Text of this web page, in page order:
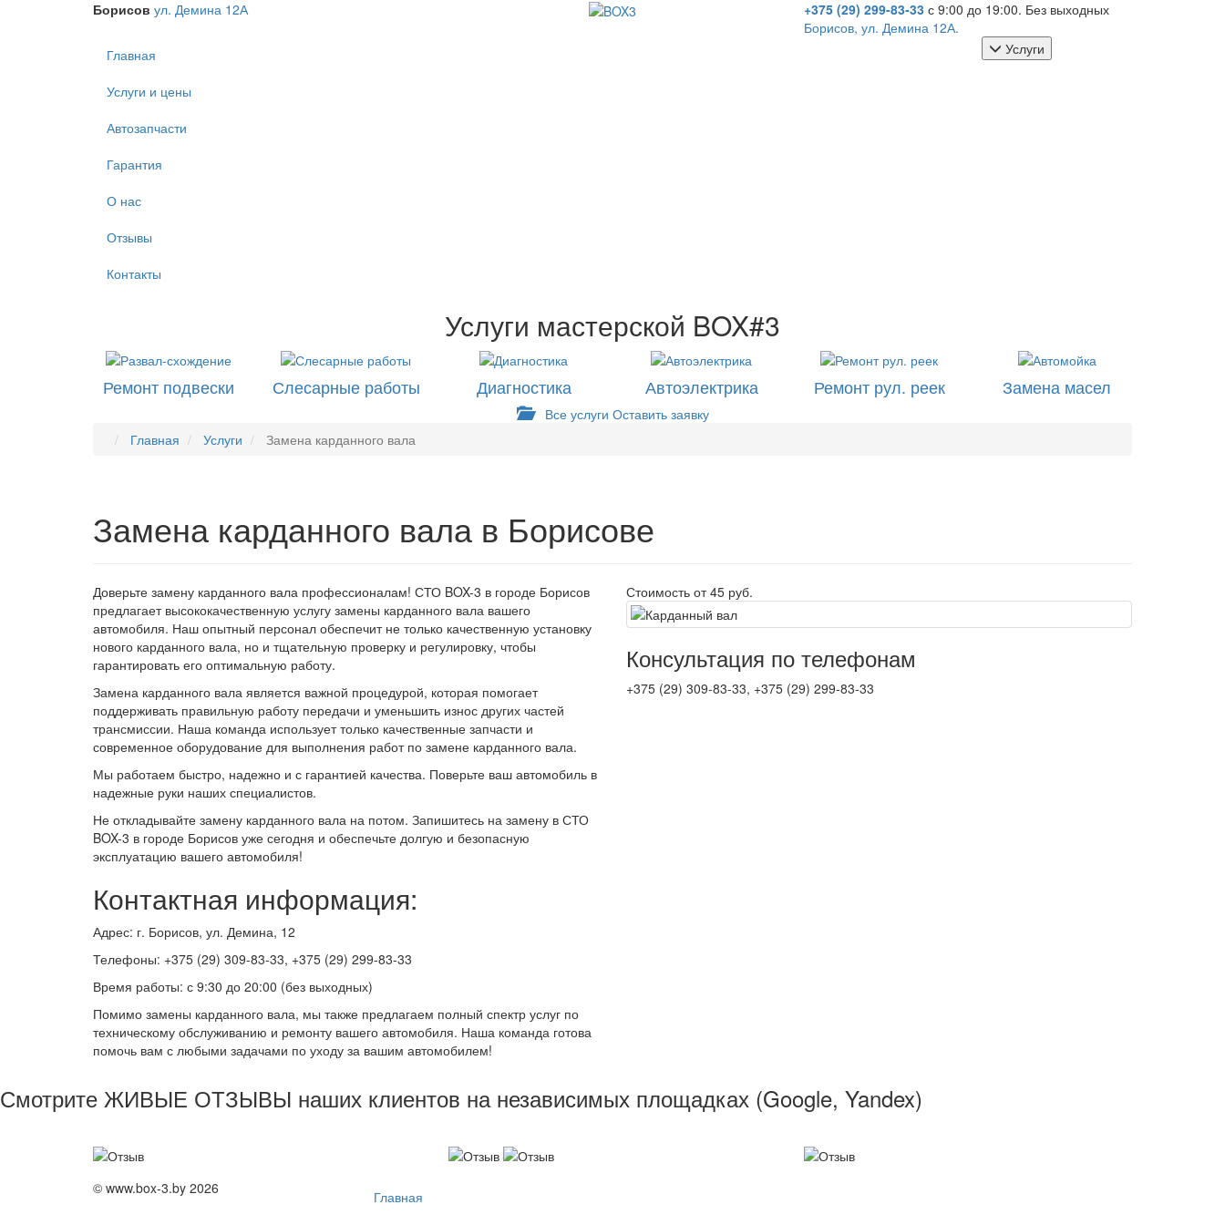
Борисов ул. Демина 12А +375 (29) 299-83-33 с 9:00 до 19:00. Без выходных
Борисов, ул. Демина 12А.
Главная
Услуги и цены
Автозапчасти
Гарантия
О нас
Отзывы
Контакты
Услуги
Услуги мастерской BOX#3
Ремонт подвески Слесарные работы Диагностика Автоэлектрика Ремонт рул. реек Замена масел
Все услуги Оставить заявку
Главная
Услуги Замена карданного вала
Замена карданного вала в Борисове
Доверьте замену карданного вала профессионалам! СТО BOX-3 в городе Борисов
предлагает высококачественную услугу замены карданного вала вашего
автомобиля. Наш опытный персонал обеспечит не только качественную установку
нового карданного вала, но и тщательную проверку и регулировку, чтобы
гарантировать его оптимальную работу.
Замена карданного вала является важной процедурой, которая помогает
поддерживать правильную работу передачи и уменьшить износ других частей
трансмиссии. Наша команда использует только качественные запчасти и
современное оборудование для выполнения работ по замене карданного вала.
Мы работаем быстро, надежно и с гарантией качества. Поверьте ваш автомобиль в
надежные руки наших специалистов.
Не откладывайте замену карданного вала на потом. Запишитесь на замену в СТО
BOX-3 в городе Борисов уже сегодня и обеспечьте долгую и безопасную
эксплуатацию вашего автомобиля!
Контактная информация:
Адрес: г. Борисов, ул. Демина, 12
Телефоны: +375 (29) 309-83-33, +375 (29) 299-83-33
Время работы: с 9:30 до 20:00 (без выходных)
Помимо замены карданного вала, мы также предлагаем полный спектр услуг по
техническому обслуживанию и ремонту вашего автомобиля. Наша команда готова
помочь вам с любыми задачами по уходу за вашим автомобилем!
Стоимость от 45 руб.
Консультация по телефонам
+375 (29) 309-83-33, +375 (29) 299-83-33
Смотрите ЖИВЫЕ ОТЗЫВЫ наших клиентов на независимых площадках (Google, Yandex)
© www.box-3.by 2026
Главная